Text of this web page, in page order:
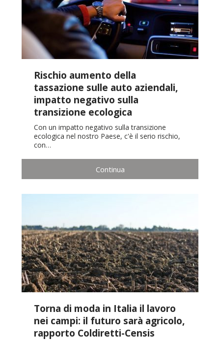
Rischio aumento della
tassazione sulle auto aziendali,
impatto negativo sulla
transizione ecologica
Con un impatto negativo sulla transizione
ecologica nel nostro Paese, c'è il serio rischio,
con…
Continua
Torna di moda in Italia il lavoro
nei campi: il futuro sarà agricolo,
rapporto Coldiretti-Censis